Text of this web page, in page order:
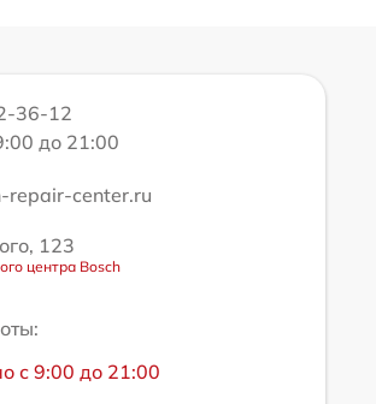
36-12
до 21:00
repair-center.ru
123
центра Bosch
с 9:00 до 21:00